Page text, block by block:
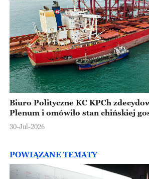
Biuro Polityczne KC KPCh
Plenum i omówiło stan chińskiej
30-Jul-2026
POWIĄZANE TEMATY